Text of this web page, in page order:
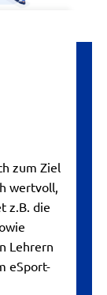
zum Ziel
wertvoll,
z.B. die
Lehrern
eSport-